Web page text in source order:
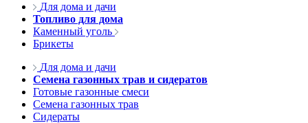
Для дома и дачи
Топливо для дома
Каменный уголь
Брикеты
Для дома и дачи
Семена газонных трав и сидератов
Готовые газонные смеси
Семена газонных трав
Сидераты